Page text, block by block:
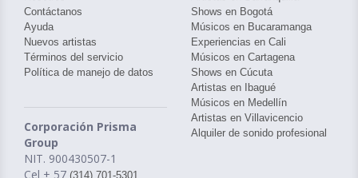
Contáctanos
Ayuda
Nuevos artistas
Términos del servicio
Política de manejo de datos
Corporación Prisma
Group
NIT. 900430507-1
Cel + 57 (314) 701-5301
Shows en Bogotá
Músicos en Bucaramanga
Experiencias en Cali
Músicos en Cartagena
Shows en Cúcuta
Artistas en Ibagué
Músicos en Medellín
Artistas en Villavicencio
Alquiler de sonido profesional